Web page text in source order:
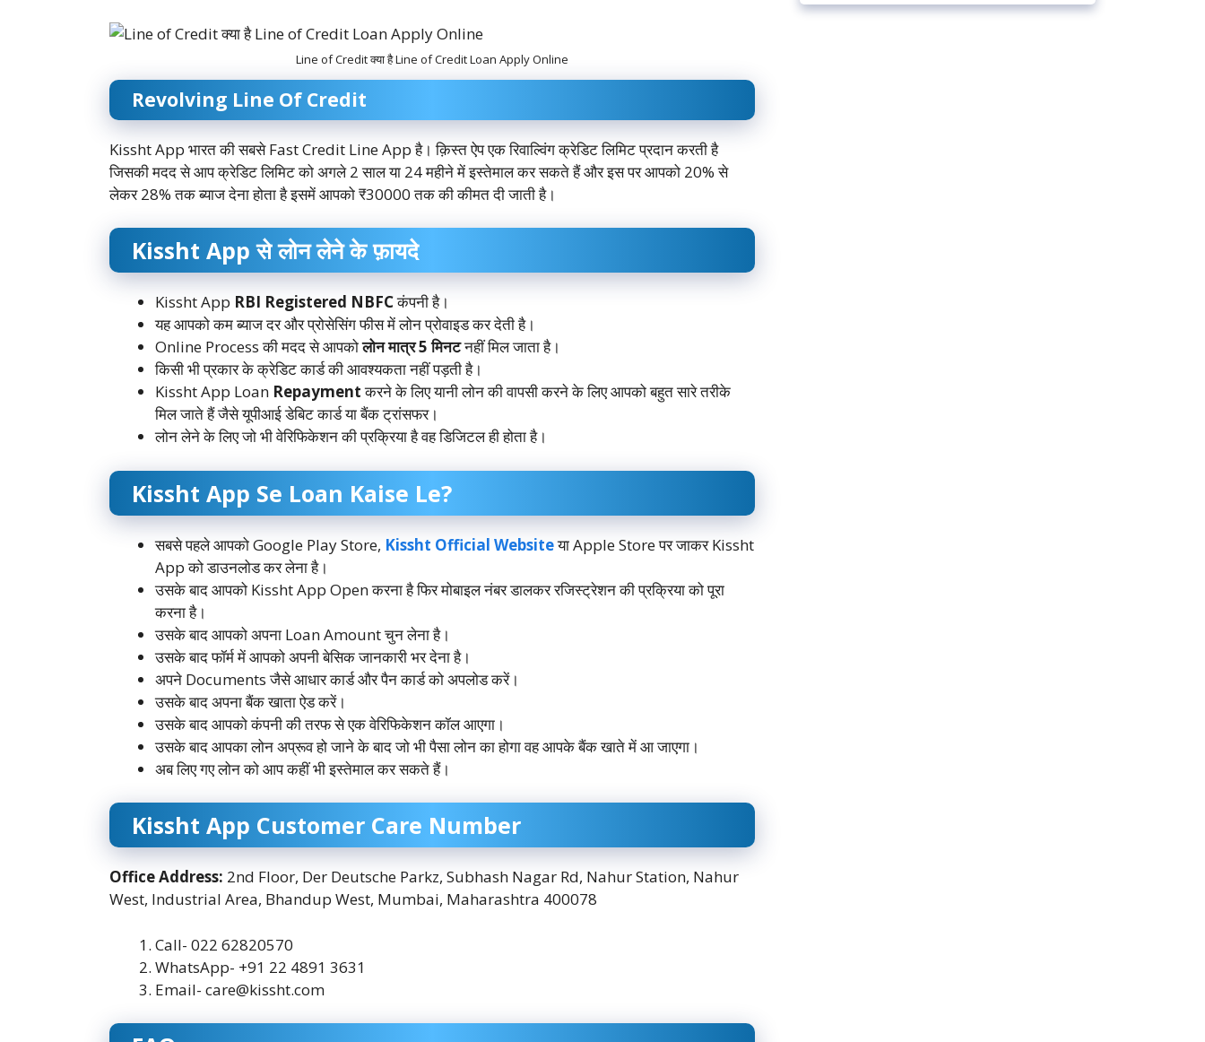
Line of Credit क्या है Line of Credit Loan Apply Online
Revolving Line Of Credit
Kissht App भारत की सबसे Fast Credit Line App है। क़िस्त ऐप एक रिवाल्विंग क्रेडिट लिमिट प्रदान करती है
जिसकी मदद से आप क्रेडिट लिमिट को अगले 2 साल या 24 महीने में इस्तेमाल कर सकते हैं और इस पर आपको 20% से
लेकर 28% तक ब्याज देना होता है इसमें आपको ₹30000 तक की कीमत दी जाती है।
Kissht App से लोन लेने के फ़ायदे
Kissht App RBI Registered NBFCकंपनी है।
यह आपको कम ब्याज दर और प्रोसेसिंग फीस में लोन प्रोवाइड कर देती है।
Online Process की मदद से आपकोलोन मात्र 5 मिनटनहीं मिल जाता है।
किसी भी प्रकार के क्रेडिट कार्ड की आवश्यकता नहीं पड़ती है।
Kissht App Loan Repaymentकरने के लिए यानी लोन की वापसी करने के लिए आपको बहुत सारे तरीके
मिल जाते हैं जैसे यूपीआई डेबिट कार्ड या बैंक ट्रांसफर।
लोन लेने के लिए जो भी वेरिफिकेशन की प्रक्रिया है वह डिजिटल ही होता है।
Kissht App Se Loan Kaise Le?
सबसे पहले आपको Google Play Store, Kissht Official Websiteया Apple Store पर जाकर Kissht
App को डाउनलोड कर लेना है।
उसके बाद आपको Kissht App Open करना है फिर मोबाइल नंबर डालकर रजिस्ट्रेशन की प्रक्रिया को पूरा
करना है।
उसके बाद आपको अपना Loan Amount चुन लेना है।
उसके बाद फॉर्म में आपको अपनी बेसिक जानकारी भर देना है।
अपने Documents जैसे आधार कार्ड और पैन कार्ड को अपलोड करें।
उसके बाद अपना बैंक खाता ऐड करें।
उसके बाद आपको कंपनी की तरफ से एक वेरिफिकेशन कॉल आएगा।
उसके बाद आपका लोन अप्रूव हो जाने के बाद जो भी पैसा लोन का होगा वह आपके बैंक खाते में आ जाएगा।
अब लिए गए लोन को आप कहीं भी इस्तेमाल कर सकते हैं।
Kissht App Customer Care Number
Office Address: 2nd Floor, Der Deutsche Parkz, Subhash Nagar Rd, Nahur Station, Nahur
West, Industrial Area, Bhandup West, Mumbai, Maharashtra 400078
Call- 022 62820570
WhatsApp- +91 22 4891 3631
Email- care@kissht.com